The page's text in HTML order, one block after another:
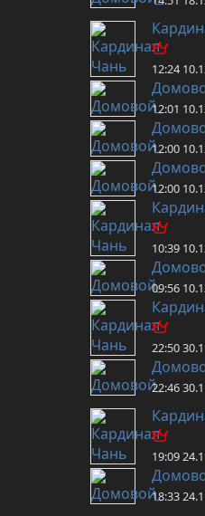
12:24
12:01
12:00
12:00
10:39
09:56
22:50
22:46
19:09
18:33